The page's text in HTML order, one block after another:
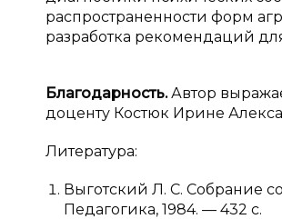
распространенности форм
разработка рекомендаций
Благодарность.Автор
доценту Костюк Ирине
Литература:
Выготский Л. С. Собрание
Педагогика, 1984. — 432 с.